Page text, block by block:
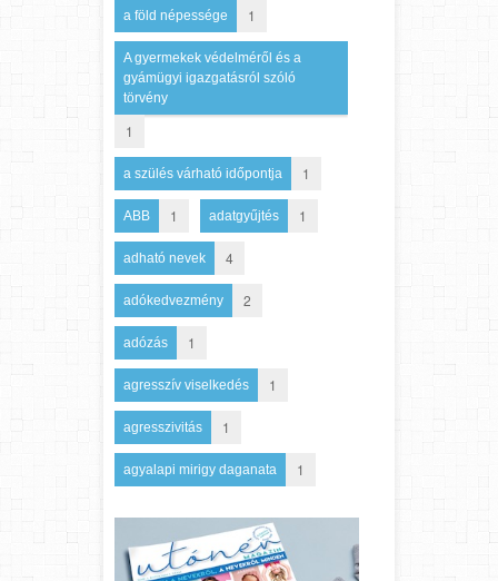
a föld népessége 1
A gyermekek védelméről és a
gyámügyi igazgatásról szóló
törvény
1
a szülés várható időpontja 1
ABB 1 adatgyűjtés 1
adható nevek 4
adókedvezmény 2
adózás 1
agresszív viselkedés 1
agresszivitás 1
agyalapi mirigy daganata 1